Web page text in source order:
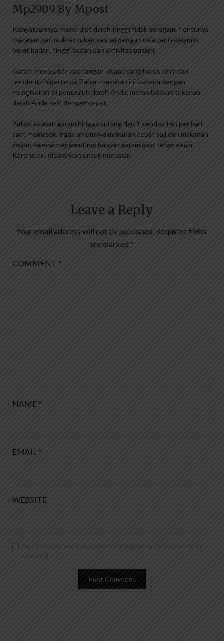
Mp2909 By Mpost
Kenyataannya, menu diet darah tinggi tidak seragam. Tentunya
makanan harus ditentukan sesuai dengan usia, jenis kelamin,
berat badan, tinggi badan dan aktivitas pasien.
Garam merupakan pantangan utama yang harus dihindari
penderita hipertensi. Bahan masakan ini bekerja dengan
mengikat air di pembuluh darah Anda, menyebabkan tekanan
darah Anda naik dengan cepat.
Batasi asupan garam hingga kurang dari 1 sendok teh per hari
saat memasak. Pada umumnya makanan cepat saji dan makanan
instan kaleng mengandung banyak garam agar tetap segar.
Karena itu, disarankan untuk memasak
Leave a Reply
Your email address will not be published. Required fields
are marked *
COMMENT *
NAME *
EMAIL *
WEBSITE
Save my name, email, and website in this browser for the next time I
comment.